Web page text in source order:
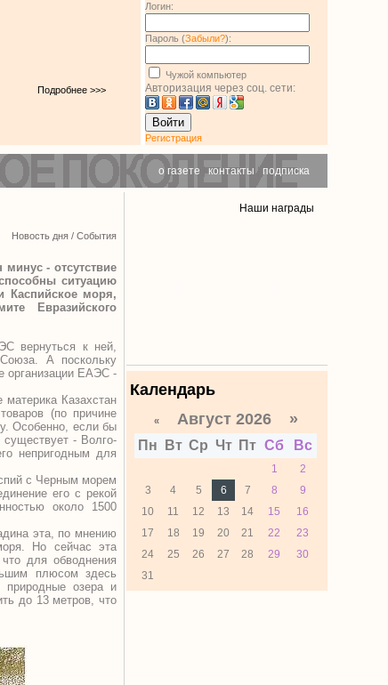
Подробнее >>>
Логин:
Пароль (Забыли?):
Чужой компьютер
Авторизация через соц. сети:
Войти
Регистрация
о газете |контакты| подписка
Новость дня /События
- отсутствие
ситуацию
Каспийское моря,
Евразийского
вернуться к ней,
А поскольку
организации ЕАЭС -
Казахстан
(по причине
Особенно, если бы
- Волго-
непригодным для
с Черным морем
его с рекой
около 1500
эта, по мнению
Но сейчас эта
для обводнения
плюсом здесь
природные озера и
до 13 метров, что
Наши награды
Календарь
«Август 2026 »
Пн Вт Ср Чт Пт Сб Вс
1
2
3
4 5 6 7 8
9
10
11 12 13 14 15
16
17
18 19 20 21 22
23
24
25 26 27 28 29
30
31